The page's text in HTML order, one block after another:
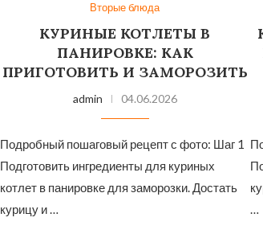
Вторые блюда
КУРИНЫЕ КОТЛЕТЫ В
ПАНИРОВКЕ: КАК
ПРИГОТОВИТЬ И ЗАМОРОЗИТЬ
admin 04.06.2026
Подробный пошаговый рецепт с фото: Шаг 1
Подготовить ингредиенты для куриных
котлет в панировке для заморозки. Достать
курицу и …
…